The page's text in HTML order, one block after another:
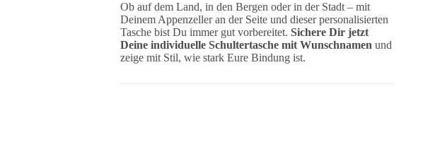
Ob auf dem Land, in den Bergen oder in der Stadt – mit
Deinem Appenzeller an der Seite und dieser personalisierten
Tasche bist Du immer gut vorbereitet. Sichere Dir jetzt
Deine individuelle Schultertasche mit Wunschnamen und
zeige mit Stil, wie stark Eure Bindung ist.